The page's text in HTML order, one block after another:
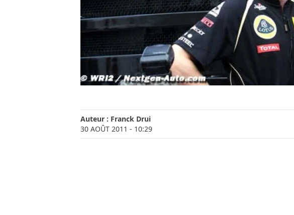
Auteur : Franck Drui
30 AOÛT 2011 - 10:29